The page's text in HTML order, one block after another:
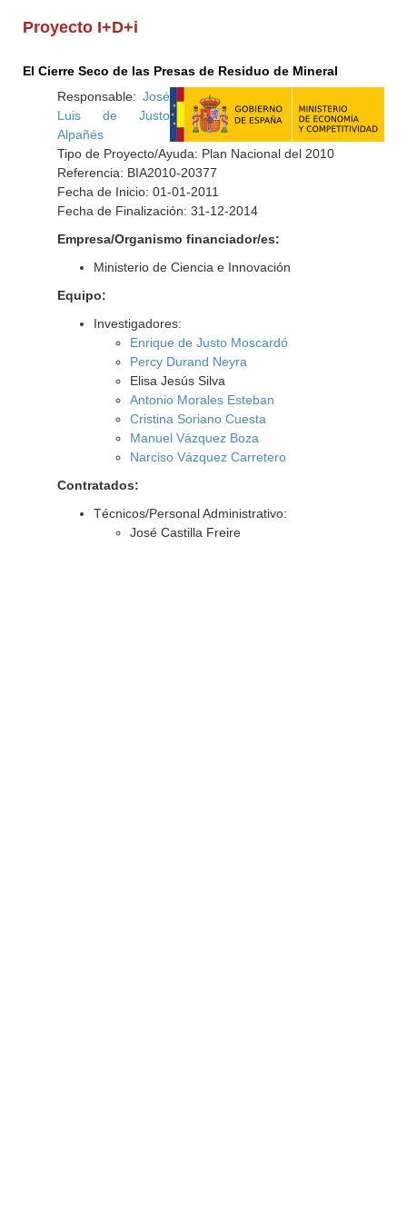
Proyecto I+D+i
El Cierre Seco de las Presas de Residuo de Mineral
Responsable: José
Luis de Justo
Alpañés
Tipo de Proyecto/Ayuda: Plan Nacional del 2010
Referencia: BIA2010-20377
Fecha de Inicio: 01-01-2011
Fecha de Finalización: 31-12-2014
Empresa/Organismo financiador/es:
Ministerio de Ciencia e Innovación
Equipo:
Investigadores:
Enrique de Justo Moscardó
Percy Durand Neyra
Elisa Jesús Silva
Antonio Morales Esteban
Cristina Soriano Cuesta
Manuel Vázquez Boza
Narciso Vázquez Carretero
Contratados:
Técnicos/Personal Administrativo:
José Castilla Freire